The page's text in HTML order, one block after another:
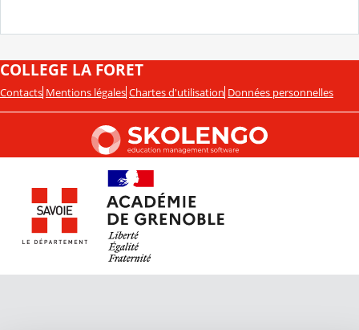
COLLEGE LA FORET
Contacts Mentions légales Chartes d'utilisation Données personnelles